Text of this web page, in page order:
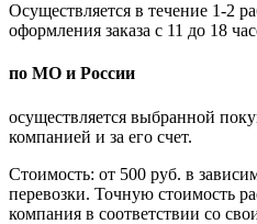
Осуществляется в течение 1-2
оформления заказа с 11 до 18
по МО и России
осуществляется выбранной
компанией и за его счет.
Стоимость: от 500 руб. в
перевозки. Точную стоимость
компания в соответствии со